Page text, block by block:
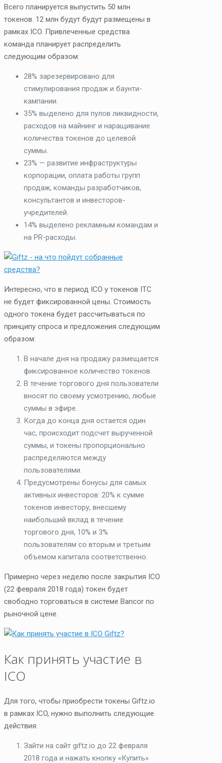
Всего планируется выпустить 50 млн
токенов. 12 млн будут будут размещены в
рамках ICO. Привлеченные средства
команда планирует распределить
следующим образом:
28% зарезервировано для
стимулирования продаж и баунти-
кампании.
35% выделено для пулов ликвидности,
расходов на майнинг и наращивание
количества токенов до целевой
суммы.
23% — развитие инфраструктуры
корпорации, оплата работы групп
продаж, команды разработчиков,
консультантов и инвесторов-
учредителей.
14% выделено рекламным командам и
на PR-расходы.
Интересно, что в период ICO у токенов ITC
не будет фиксированной цены. Стоимость
одного токена будет рассчитываться по
принципу спроса и предложения следующим
образом:
В начале дня на продажу размещается
фиксированное количество токенов.
В течение торгового дня пользователи
вносят по своему усмотрению, любые
суммы в эфире.
Когда до конца дня остается один
час, происходит подсчет вырученной
суммы, и токены пропорционально
распределяются между
пользователями.
Предусмотрены бонусы для самых
активных инвесторов: 20% к сумме
токенов инвестору, внесшему
наибольший вклад в течение
торгового дня, 10% и 3%
пользователям со вторым и третьим
объемом капитала соответственно.
Примерно через неделю после закрытия ICO
(22 февраля 2018 года) токен будет
свободно торговаться в системе Bancor по
рыночной цене.
Как принять участие в
ICO
Для того, чтобы приобрести токены Giftz.io
в рамках ICO, нужно выполнить следующие
действия:
Зайти на сайт giftz.io до 22 февраля
2018 года и нажать кнопку «Купить»